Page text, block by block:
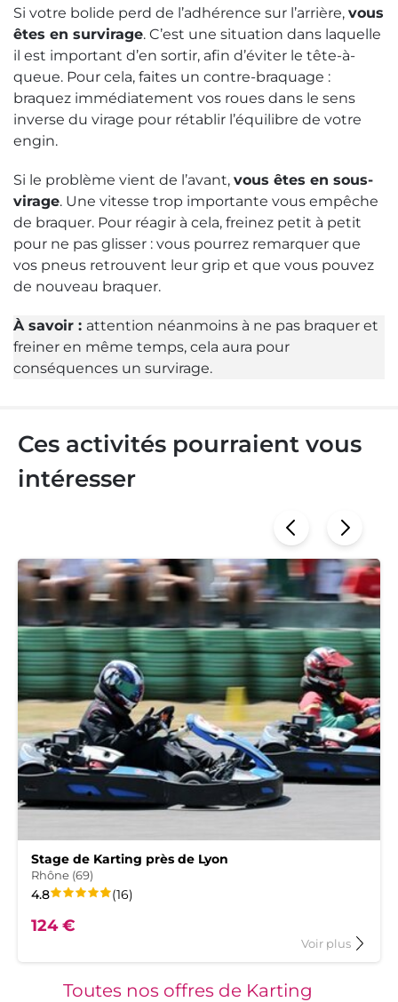
Si votre bolide perd de l’adhérence sur l’arrière, vous
êtes en survirage. C’est une situation dans laquelle
il est important d’en sortir, afin d’éviter le tête-à-
queue. Pour cela, faites un contre-braquage :
braquez immédiatement vos roues dans le sens
inverse du virage pour rétablir l’équilibre de votre
engin.
Si le problème vient de l’avant, vous êtes en sous-
virage. Une vitesse trop importante vous empêche
de braquer. Pour réagir à cela, freinez petit à petit
pour ne pas glisser : vous pourrez remarquer que
vos pneus retrouvent leur grip et que vous pouvez
de nouveau braquer.
À savoir : attention néanmoins à ne pas braquer et
freiner en même temps, cela aura pour
conséquences un survirage.
Ces activités pourraient vous
intéresser
Stage de Karting près de Lyon
Rhône (69)
La
de
4.8sur
(16avis
)
124 €
Voir plusà
Toutes nos offres de Karting